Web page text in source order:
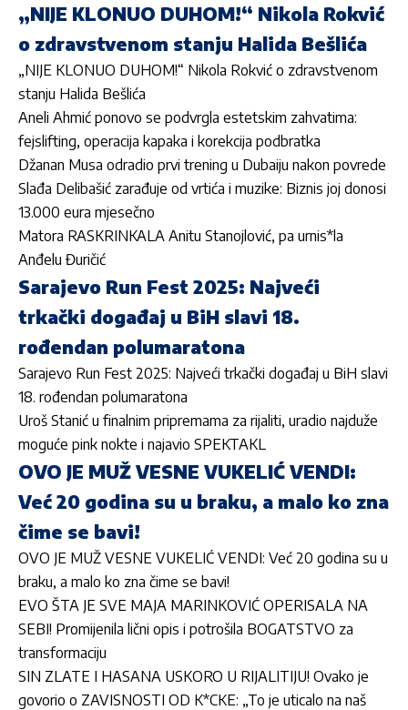
„NIJE KLONUO DUHOM!“ Nikola Rokvić
o zdravstvenom stanju Halida Bešlića
„NIJE KLONUO DUHOM!“ Nikola Rokvić o zdravstvenom
stanju Halida Bešlića
Aneli Ahmić ponovo se podvrgla estetskim zahvatima:
fejslifting, operacija kapaka i korekcija podbratka
Džanan Musa odradio prvi trening u Dubaiju nakon povrede
Slađa Delibašić zarađuje od vrtića i muzike: Biznis joj donosi
13.000 eura mjesečno
Matora RASKRINKALA Anitu Stanojlović, pa urnis*la
Anđelu Đuričić
Sarajevo Run Fest 2025: Najveći
trkački događaj u BiH slavi 18.
rođendan polumaratona
Sarajevo Run Fest 2025: Najveći trkački događaj u BiH slavi
18. rođendan polumaratona
Uroš Stanić u finalnim pripremama za rijaliti, uradio najduže
moguće pink nokte i najavio SPEKTAKL
OVO JE MUŽ VESNE VUKELIĆ VENDI:
Već 20 godina su u braku, a malo ko zna
čime se bavi!
OVO JE MUŽ VESNE VUKELIĆ VENDI: Već 20 godina su u
braku, a malo ko zna čime se bavi!
EVO ŠTA JE SVE MAJA MARINKOVIĆ OPERISALA NA
SEBI! Promijenila lični opis i potrošila BOGATSTVO za
transformaciju
SIN ZLATE I HASANA USKORO U RIJALITIJU! Ovako je
govorio o ZAVISNOSTI OD K*CKE: „To je uticalo na naš